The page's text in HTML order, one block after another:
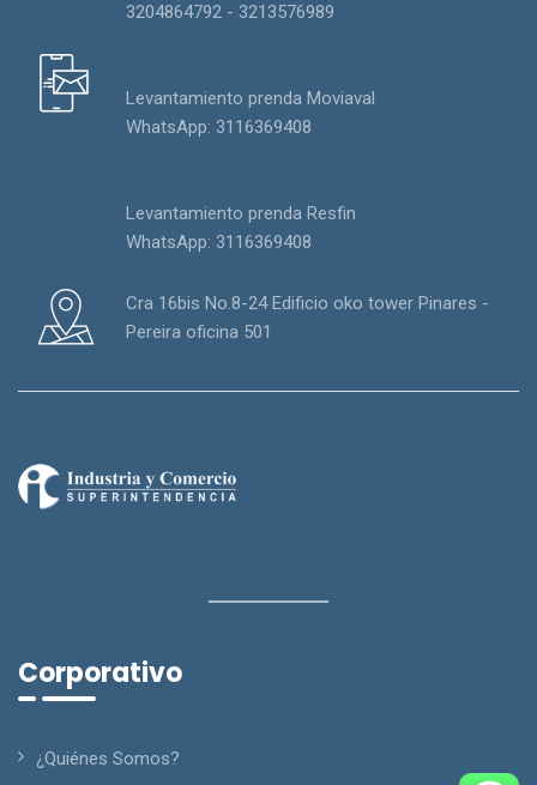
3204864792 - 3213576989
Levantamiento prenda Moviaval
WhatsApp: 3116369408
Levantamiento prenda Resfin
WhatsApp: 3116369408
Cra 16bis No.8-24 Edificio oko tower Pinares -
Pereira oficina 501
Corporativo
¿Quiénes Somos?